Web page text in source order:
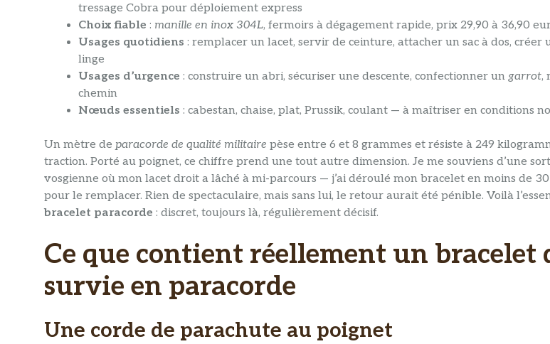
tressage Cobra pour déploiement express
Choix fiable : manille en inox 304L, fermoirs à dégagement rapide, prix 29,90 à 36,90
Usages quotidiens : remplacer un lacet, servir de ceinture, attacher un sac à dos, créer
linge
Usages d’urgence : construire un abri, sécuriser une descente, confectionner un garrot,
chemin
Nœuds essentiels : cabestan, chaise, plat, Prussik, coulant — à maîtriser en conditions
Un mètre de paracorde de qualité militaire pèse entre 6 et 8 grammes et résiste à 249
traction. Porté au poignet, ce chiffre prend une tout autre dimension. Je me souviens d’une
vosgienne où mon lacet droit a lâché à mi-parcours — j’ai déroulé mon bracelet en moins de 30
pour le remplacer. Rien de spectaculaire, mais sans lui, le retour aurait été pénible. Voilà
bracelet paracorde : discret, toujours là, régulièrement décisif.
Ce que contient réellement un bracelet
survie en paracorde
Une corde de parachute au poignet